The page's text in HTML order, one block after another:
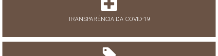
TRANSPARÊNCIA DA COVID-19